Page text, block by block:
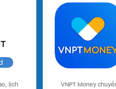
lịch
VNPT Money